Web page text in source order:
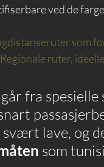
ved de
som
Regionale ruter,
går fra spesielle
svært lave, og
som